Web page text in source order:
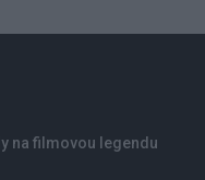
na filmovou legendu